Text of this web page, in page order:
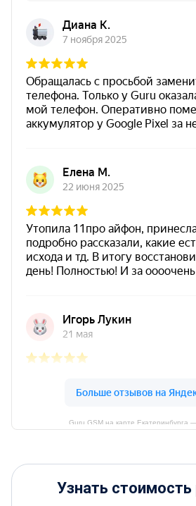
Guru GSM на карте Екатеринбурга
Узнать